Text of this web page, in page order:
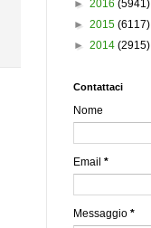
► 2016 (5941)
► 2015 (6117)
► 2014 (2915)
Contattaci
Nome
Email *
Messaggio *